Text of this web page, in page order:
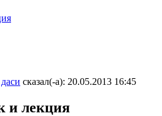
сказал(-а): 20.05.2013 16:45
и лекция